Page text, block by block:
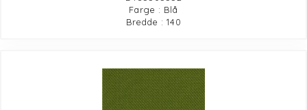
Farge : Blå
Bredde : 140